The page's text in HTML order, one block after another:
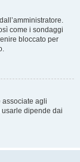
come i sondaggi
bloccato per
associate agli
dipende dai